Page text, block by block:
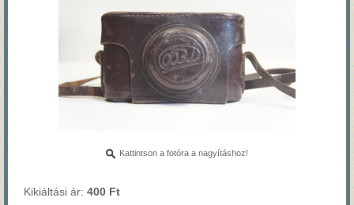
Kattintson a fotóra a nagyításhoz!
Kikiáltási ár: 400 Ft